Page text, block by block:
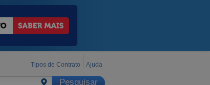
Tipos de Contrato Ajuda